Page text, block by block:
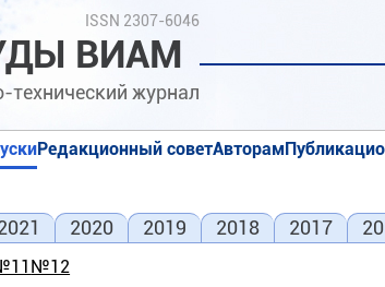
ISSN 2307-6046
ВИАМ
технический журнал
Редакционный советАвторам
№12
2020 2019 2018 2017